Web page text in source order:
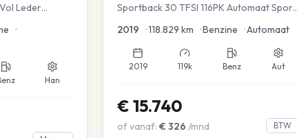
Leder
•
Han
Sportback 30 TFSI 116PK Automaat Sport
2019 •118.829 km •Benzine •Automaat
2019 119k Benz Aut
€ 15.740
of vanaf: € 326 /mnd BTW